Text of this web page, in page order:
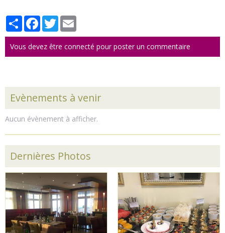
PartagerFacebook
Twitter
Vous devez être connecté pour poster un commentaire
Evènements à venir
Aucun évènement à afficher.
Dernières Photos